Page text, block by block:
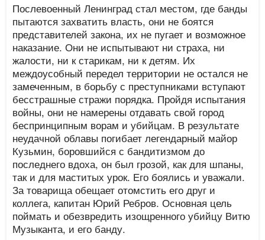
Послевоенный Ленинград стал местом, где банды
пытаются захватить власть, они не боятся
представителей закона, их не пугает и возможное
наказание. Они не испытывают ни страха, ни
жалости, ни к старикам, ни к детям. Их
междоусобный передел территории не остался не
замеченным, в борьбу с преступниками вступают
бесстрашные стражи порядка. Пройдя испытания
войны, они не намерены отдавать свой город
беспринципным ворам и убийцам. В результате
неудачной облавы погибает легендарный майор
Кузьмин, боровшийся с бандитизмом до
последнего вдоха, он был грозой, как для шпаны,
так и для маститых урок. Его боялись и уважали.
За товарища обещает отомстить его друг и
коллега, капитан Юрий Ребров. Основная цель
поймать и обезвредить изощренного убийцу Витю
Музыканта, и его банду.